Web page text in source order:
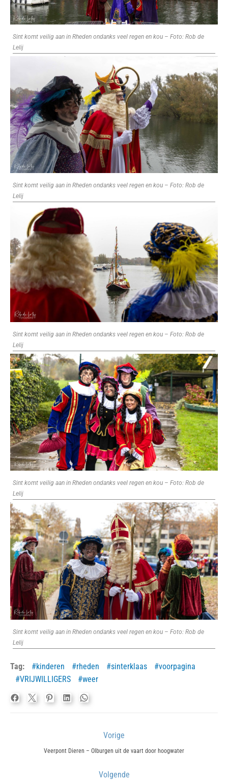
Sint komt veilig aan in Rheden ondanks veel regen en kou – Foto: Rob de
Lelij
Sint komt veilig aan in Rheden ondanks veel regen en kou – Foto: Rob de
Lelij
Sint komt veilig aan in Rheden ondanks veel regen en kou – Foto: Rob de
Lelij
Sint komt veilig aan in Rheden ondanks veel regen en kou – Foto: Rob de
Lelij
Sint komt veilig aan in Rheden ondanks veel regen en kou – Foto: Rob de
Lelij
Tag: kinderen rheden sinterklaas
voorpagina
VRIJWILLIGERS
weer
navigatie
Vorige
Previous
Veerpont Dieren – Olburgen uit de vaart door hoogwater
Volgende